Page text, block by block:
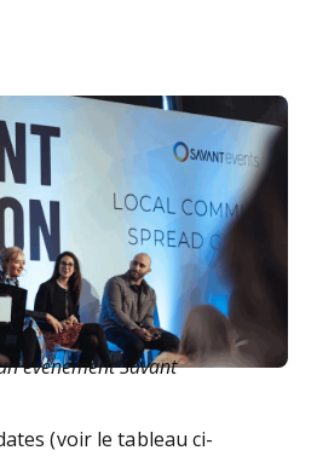
événement Savant
(voir le tableau ci-